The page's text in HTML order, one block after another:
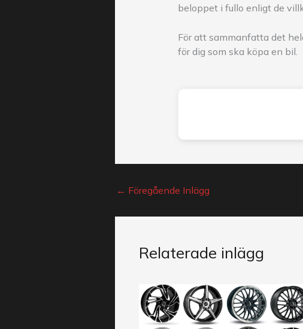
beloppet i fullo enligt de
För att sammanfatta det
för dig som ska köpa en bil.
← Föregående Inlägg
Relaterade inlägg